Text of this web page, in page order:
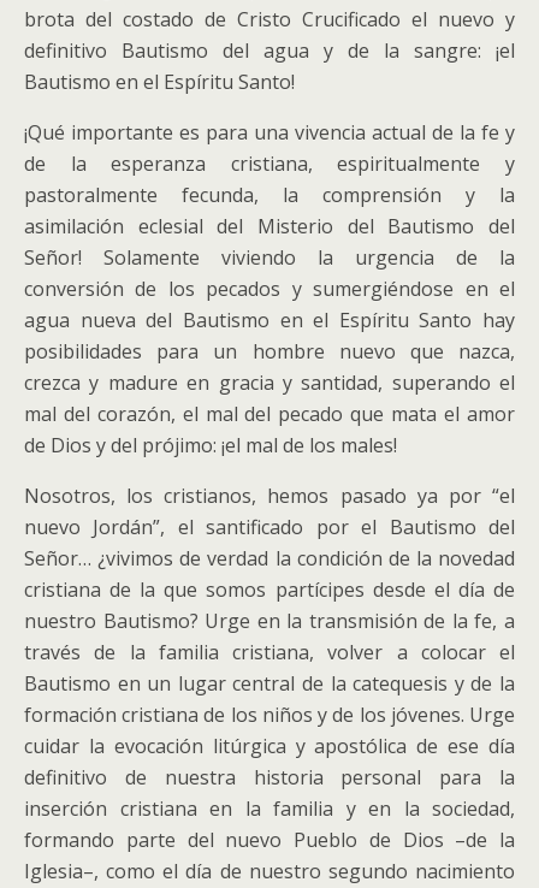
brota del costado de Cristo Crucificado el nuevo y
definitivo Bautismo del agua y de la sangre: ¡el
Bautismo en el Espíritu Santo!
¡Qué importante es para una vivencia actual de la fe y
de la esperanza cristiana, espiritualmente y
pastoralmente fecunda, la comprensión y la
asimilación eclesial del Misterio del Bautismo del
Señor! Solamente viviendo la urgencia de la
conversión de los pecados y sumergiéndose en el
agua nueva del Bautismo en el Espíritu Santo hay
posibilidades para un hombre nuevo que nazca,
crezca y madure en gracia y santidad, superando el
mal del corazón, el mal del pecado que mata el amor
de Dios y del prójimo: ¡el mal de los males!
Nosotros, los cristianos, hemos pasado ya por “el
nuevo Jordán”, el santificado por el Bautismo del
Señor… ¿vivimos de verdad la condición de la novedad
cristiana de la que somos partícipes desde el día de
nuestro Bautismo? Urge en la transmisión de la fe, a
través de la familia cristiana, volver a colocar el
Bautismo en un lugar central de la catequesis y de la
formación cristiana de los niños y de los jóvenes. Urge
cuidar la evocación litúrgica y apostólica de ese día
definitivo de nuestra historia personal para la
inserción cristiana en la familia y en la sociedad,
formando parte del nuevo Pueblo de Dios –de la
Iglesia–, como el día de nuestro segundo nacimiento